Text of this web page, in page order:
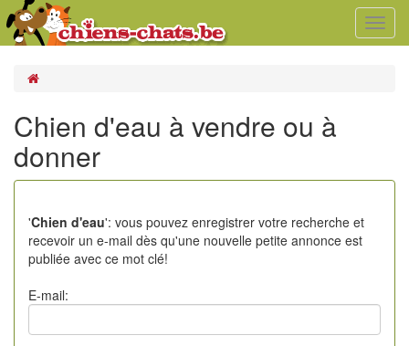
Chien d'eau à vendre ou à
donner
'Chien d'eau': vous pouvez enregistrer votre recherche et
recevoir un e-mail dès qu'une nouvelle petite annonce est
publiée avec ce mot clé!
E-mail: